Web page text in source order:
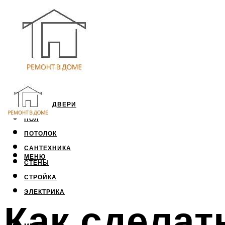
ОКНА И ДВЕРИ
ПОЛ
ПОТОЛОК
САНТЕХНИКА
СТЕНЫ
СТРОЙКА
ЭЛЕКТРИКА
МЕНЮ